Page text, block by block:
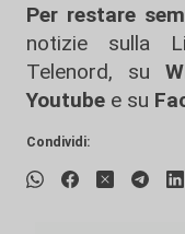
Per restare
notizie sulla
Telenord, su
Youtube e su
Condividi: